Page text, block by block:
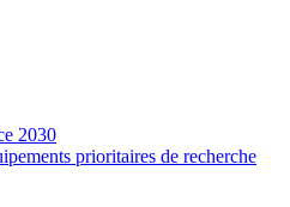
2030
prioritaires de recherche